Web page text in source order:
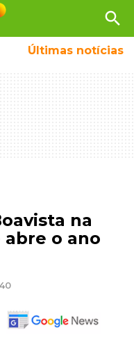
search
Últimas notícias
na
abre o ano